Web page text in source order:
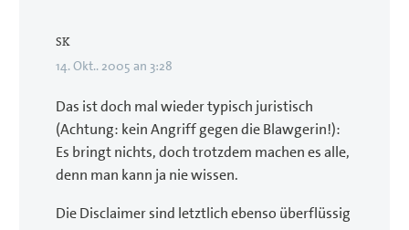
SK
14. Okt.. 2005 an 3:28
Das ist doch mal wieder typisch juristisch
(Achtung: kein Angriff gegen die Blawgerin!):
Es bringt nichts, doch trotzdem machen es alle,
denn man kann ja nie wissen.
Die Disclaimer sind letztlich ebenso überflüssig